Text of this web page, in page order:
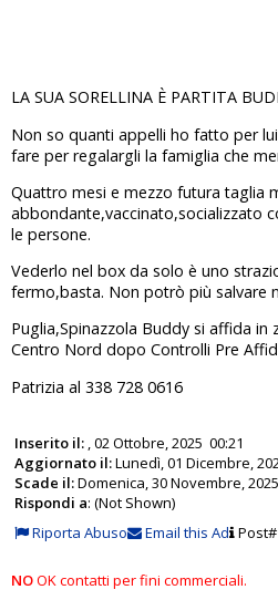
LA SUA SORELLINA È PARTITA
Non so quanti appelli ho fatto per
fare per regalargli la famiglia che
Quattro mesi e mezzo futura taglia
abbondante,vaccinato,socializzato
le persone.
Vederlo nel box da solo è uno
fermo,basta. Non potrò più salvare
Puglia,Spinazzola Buddy si affida
Centro Nord dopo Controlli Pre
Patrizia al 338 728 0616
Inserito il: , 02 Ottobre, 2025 00:21
Aggiornato il:Lunedì, 01 Dicembre,
Scade il:Domenica, 30 Novembre,
Rispondi a: (Not Shown)
Riporta Abuso
Email this Ad
NOOK contatti per fini commerciali.